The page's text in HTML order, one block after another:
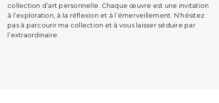
collection d’art personnelle. Chaque œuvre est une invitation
à l’exploration, à la réflexion et à l’émerveillement. N’hésitez
pas à parcourir ma collection et à vous laisser séduire par
l’extraordinaire.